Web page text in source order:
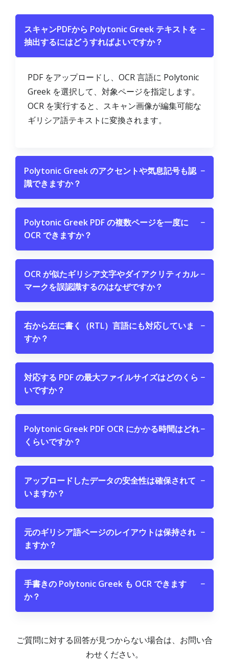
スキャンPDFから Polytonic Greek テキストを
抽出するにはどうすればよいですか？
−
PDF をアップロードし、OCR 言語に Polytonic
Greek を選択して、対象ページを指定します。
OCR を実行すると、スキャン画像が編集可能な
ギリシア語テキストに変換されます。
Polytonic Greek のアクセントや気息記号も認
識できますか？
−
Polytonic Greek PDF の複数ページを一度に
OCR できますか？
−
OCR が似たギリシア文字やダイアクリティカル
マークを誤認識するのはなぜですか？
−
右から左に書く（RTL）言語にも対応していま
すか？
−
対応する PDF の最大ファイルサイズはどのくら
いですか？
−
Polytonic Greek PDF OCR にかかる時間はどれ
くらいですか？
−
アップロードしたデータの安全性は確保されて
いますか？
−
元のギリシア語ページのレイアウトは保持され
ますか？
−
手書きの Polytonic Greek も OCR できます
か？
−
ご質問に対する回答が見つからない場合は、お問い合
わせください。